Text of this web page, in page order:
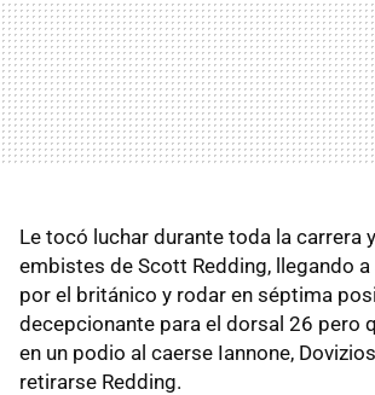
Le tocó luchar durante toda la carrera
embistes de Scott Redding, llegando
por el británico y rodar en séptima
decepcionante para el dorsal 26 pero
en un podio al caerse Iannone,
retirarse Redding.